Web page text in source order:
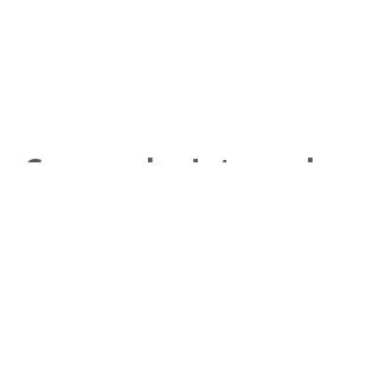
Campanha Integrada